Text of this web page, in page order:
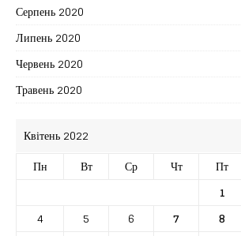
Серпень 2020
Липень 2020
Червень 2020
Травень 2020
Квітень 2022
Пн
Вт Ср Чт Пт
1
4
5 6 7 8